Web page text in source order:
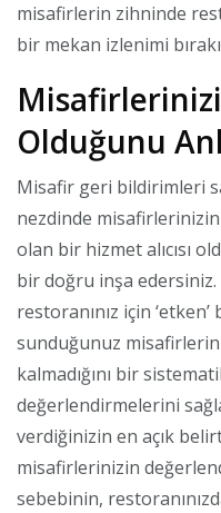
misafirlerin zihninde
bir mekan izlenimi
Olduğunu
Misafir geri bildirimleri
nezdinde misafirlerinizin
olan bir hizmet alıcısı
bir doğru inşa
restoranınız için
sunduğunuz
kalmadığını bir
değerlendirmelerini
verdiğinizin en açık
misafirlerinizin
sebebinin,